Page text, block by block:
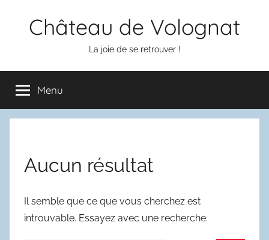
Château de Volognat
La joie de se retrouver !
Menu
Aucun résultat
Il semble que ce que vous cherchez est
introuvable. Essayez avec une recherche.